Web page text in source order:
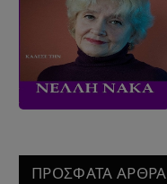
ΠΡΟΣΦΑΤΑ ΑΡΘΡΑ